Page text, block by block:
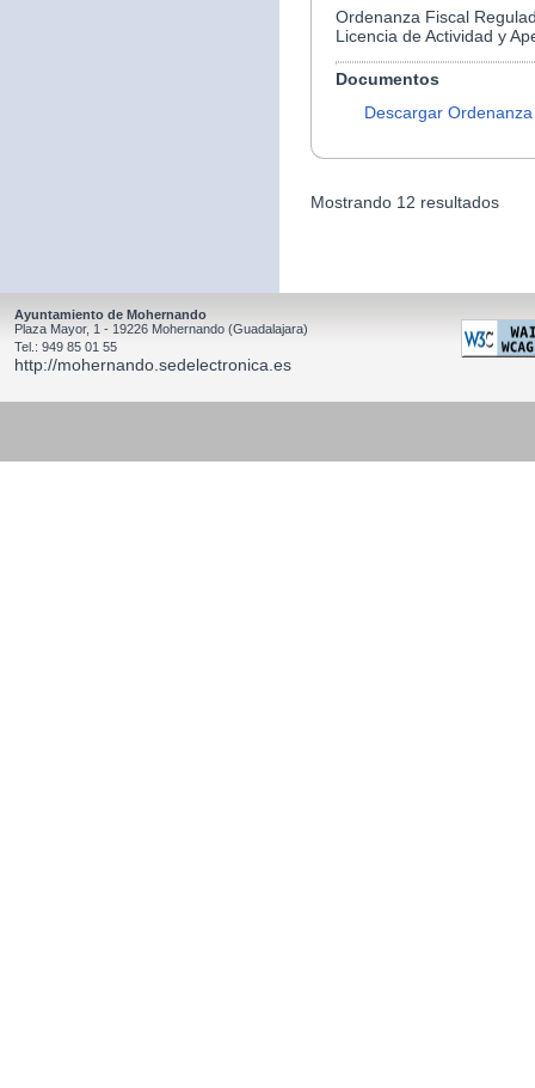
Ordenanza Fiscal
Licencia de Actividad y
Documentos
Descargar Ordenanza
Mostrando 12 resultados
Ayuntamiento de Mohernando
Plaza Mayor, 1 - 19226 Mohernando (Guadalajara)
Tel.: 949 85 01 55
http://mohernando.sedelectronica.es